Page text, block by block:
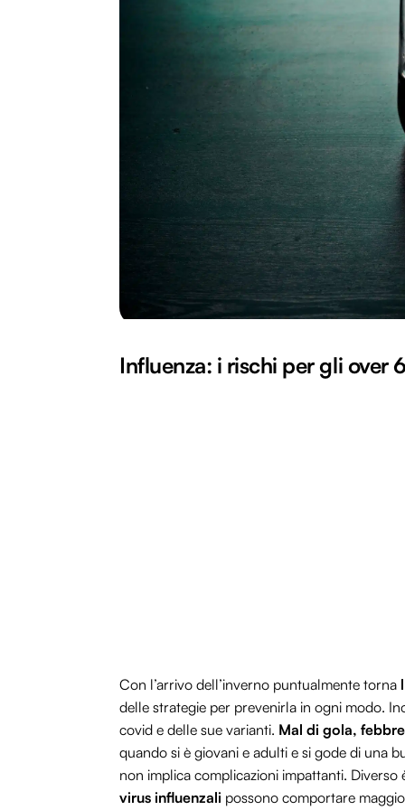
Influenza: i rischi per gli over
Con l’arrivo dell’inverno puntualmente torna
delle strategie per prevenirla in ogni modo.
covid e delle sue varianti. Mal di gola,
quando si è giovani e adulti e si gode di una
non implica complicazioni impattanti.
virus influenzali possono comportare